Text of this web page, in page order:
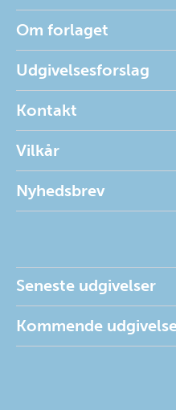
Om forlaget
Udgivelsesforslag
Kontakt
Vilkår
Nyhedsbrev
Seneste udgivelser
Kommende